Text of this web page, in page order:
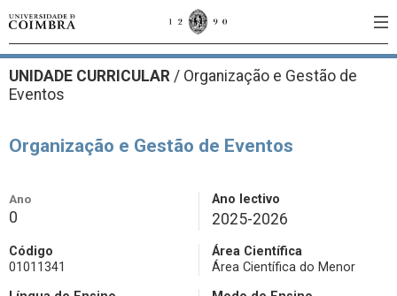
UNIDADE CURRICULAR / Organização e Gestão de
Eventos
Organização e Gestão de Eventos
Ano
0
Ano lectivo
2025-2026
Código
01011341
Área Científica
Área Científica do Menor